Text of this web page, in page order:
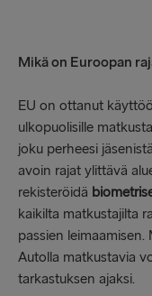
Mikä on Euroopan
EU on ottanut
ulkopuolisille
joku perheesi
avoin rajat ylittävä
rekisteröidä
kaikilta matkustajilta
passien leimaamisen.
Autolla matkustavia
tarkastuksen ajaksi.